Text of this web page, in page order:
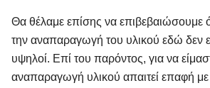
Θα θέλαμε επίσης να επιβεβαιώσουμε
την αναπαραγωγή του υλικού εδώ δεν
υψηλοί. Επί του παρόντος, για να
αναπαραγωγή υλικού απαιτεί επαφή με